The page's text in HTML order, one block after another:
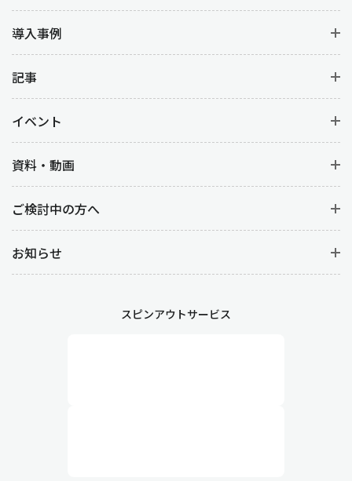
導入事例
記事
イベント
資料・動画
ご検討中の方へ
お知らせ
スピンアウトサービス